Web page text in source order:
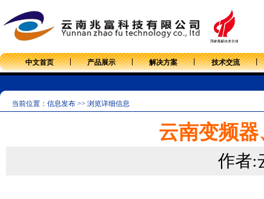
中文首页 产品展示 解决方案 技术交流
当前位置：信息发布 >> 浏览详细信息
云南变频
作者: